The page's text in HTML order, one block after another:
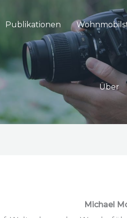
Publikationen
Über
Michael